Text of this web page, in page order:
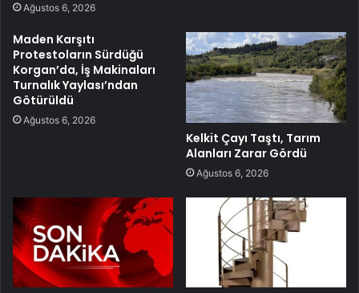
Ağustos 6, 2026
Maden Karşıtı
Protestoların Sürdüğü
Korgan’da, İş Makinaları
Turnalık Yaylası’ndan
Götürüldü
Ağustos 6, 2026
Kelkit Çayı Taştı, Tarım
Alanları Zarar Gördü
Ağustos 6, 2026